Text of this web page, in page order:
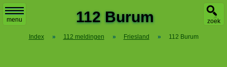
menu zoek
112 Burum
Index » 112 meldingen » Friesland » 112 Burum